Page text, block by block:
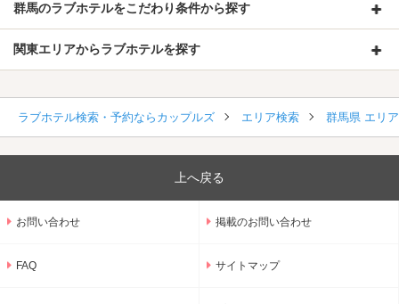
群馬のラブホテルをこだわり条件から探す
関東エリアからラブホテルを探す
ラブホテル検索・予約ならカップルズ エリア検索 群馬県 エリ
上へ戻る
お問い合わせ 掲載のお問い合わせ
FAQ サイトマップ